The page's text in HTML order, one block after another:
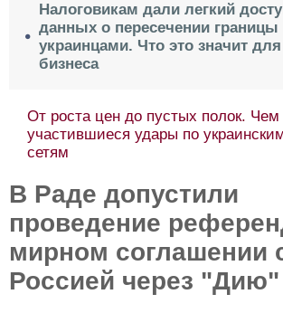
Налоговикам дали легкий
данных о пересечении границы
украинцами. Что это значит
бизнеса
От роста цен до пустых полок. Чем
участившиеся удары по
сетям
В Раде допустили
проведение
мирном соглашении
Россией через "Дию"